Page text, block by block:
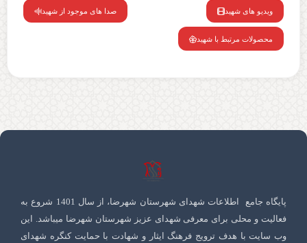
ویدیو های شهید صدا های موجود از شهید
محصولات مرتبط با شهید
پایگاه جامع اطلاعات شهدای شهرستان شهرضا، از سال 1401 شروع به
فعالیت و محلی برای معرفی شهدای عزیز شهرستان شهرضا میباشد. این
وب سایت با هدف ترویج فرهنگ ایثار و شهادت با حمایت کنگره شهدای